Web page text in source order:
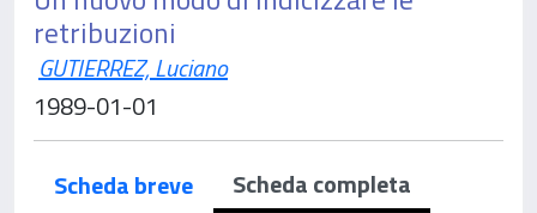
retribuzioni
GUTIERREZ, Luciano
1989-01-01
Scheda breve
Scheda completa